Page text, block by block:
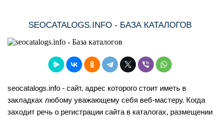
SEOCATALOGS.INFO - БАЗА КАТАЛОГОВ
seocatalogs.info - сайт, адрес которого стоит иметь в
закладках любому уважающему себя веб-мастеру. Когда
заходит речь о регистрации сайта в каталогах, размещении